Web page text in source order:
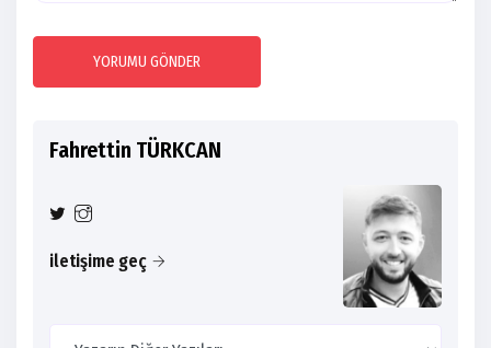
YORUMU GÖNDER
Fahrettin TÜRKCAN
iletişime geç